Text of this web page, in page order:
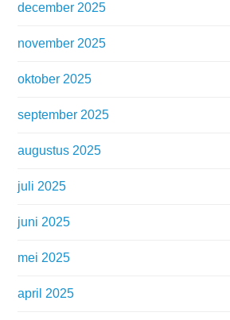
december 2025
november 2025
oktober 2025
september 2025
augustus 2025
juli 2025
juni 2025
mei 2025
april 2025